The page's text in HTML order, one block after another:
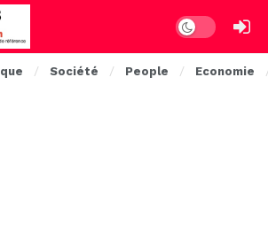
Dark mode
Société People Economie